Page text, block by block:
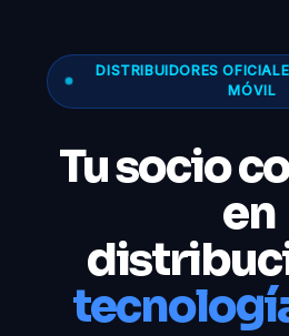
DISTRIBUIDORES
MÓVIL
Tu socio
en